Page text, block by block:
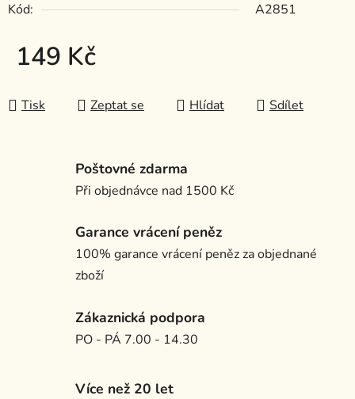
Kód:
A2851
149 Kč
Tisk
Zeptat se Hlídat Sdílet
Poštovné zdarma
Při objednávce nad 1500 Kč
Garance vrácení peněz
100% garance vrácení peněz za objednané
zboží
Zákaznická podpora
PO - PÁ 7.00 - 14.30
Více než 20 let